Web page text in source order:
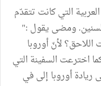
التي كانت تتقدّم
ومضى يقول :"
لأنّ أوروبا
اخترعت السفينة التي
ريادة أوروبا إلى في